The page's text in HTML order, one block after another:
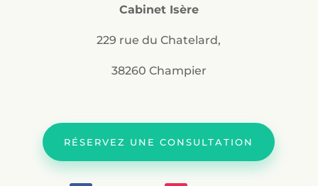
Cabinet Isère
229 rue du Chatelard,
38260 Champier
RÉSERVEZ UNE CONSULTATION